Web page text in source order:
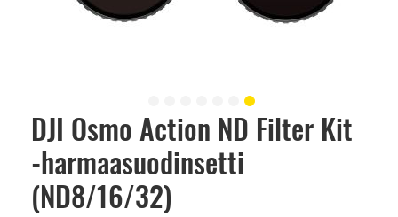
DJI Osmo Action ND Filter Kit
-harmaasuodinsetti
(ND8/16/32)
Skip
beginning
images